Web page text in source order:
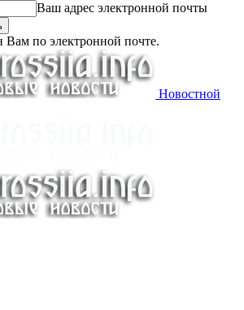
Ваш адрес электронной почты
Вам по электронной почте.
Новостной